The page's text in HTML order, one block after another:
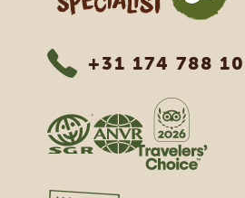
+31 174 788